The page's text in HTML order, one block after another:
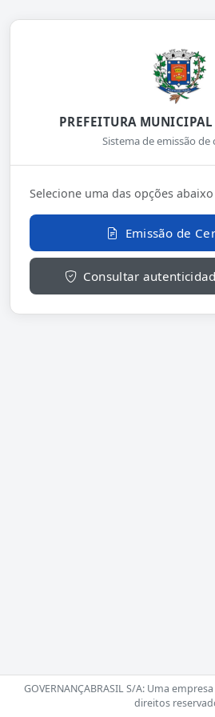
PREFEITURA
Sistema de emissão de
Selecione uma das opções
Emissão de
Consultar
GOVERNANÇABRASIL S/A: Uma
direitos